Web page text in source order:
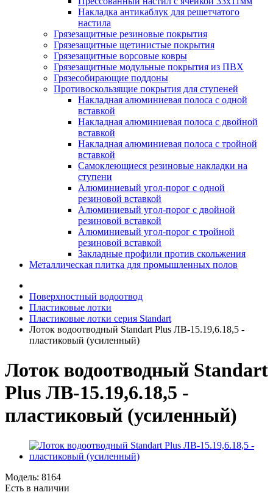
Накладка антикаблук для решетчатого
настила
Грязезащитные резиновые покрытия
Грязезащитные щетинистые покрытия
Грязезащитные ворсовые ковры
Грязезащитные модульные покрытия из ПВХ
Грязесобирающие поддоны
Противоскользящие покрытия для ступеней
Накладная алюминиевая полоса с одной
вставкой
Накладная алюминиевая полоса с двойной
вставкой
Накладная алюминиевая полоса с тройной
вставкой
Самоклеющиеся резиновые накладки на
ступени
Алюминиевый угол-порог с одной
резиновой вставкой
Алюминиевый угол-порог с двойной
резиновой вставкой
Алюминиевый угол-порог с тройной
резиновой вставкой
Закладные профили против скольжения
Металлическая плитка для промышленных полов
Поверхностный водоотвод
Пластиковые лотки
Пластиковые лотки серия Standart
Лоток водоотводный Standart Plus ЛВ-15.19,6.18,5 -
пластиковый (усиленный)
Лоток водоотводный Standart
Plus ЛВ-15.19,6.18,5 -
пластиковый (усиленный)
Модель: 8164
Есть в наличии